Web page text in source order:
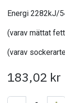
Energi 2282kJ/
(varav mättat
(varav
183,02 kr